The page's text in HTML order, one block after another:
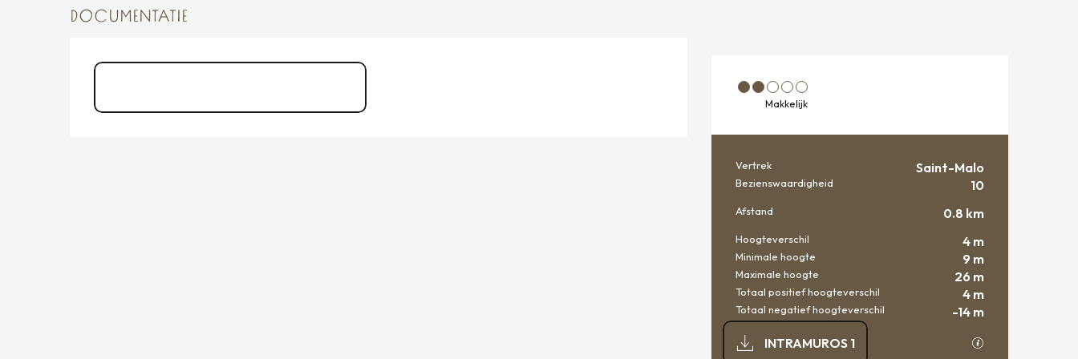
Makkelijk
PRAKTISCHE INFORMATIE
Vertrek Saint-Malo
Bezienswaardigheid 10
Afstand 0.8 km
Hoogteverschil 4 m
Minimale hoogte 9 m
Maximale hoogte 26 m
Totaal positief hoogteverschil 4 m
Totaal negatief hoogteverschil -14 m
DOCUMENTATIE
INTRAMUROS 1 Met GPX / KML-
DOCUMENTATIE